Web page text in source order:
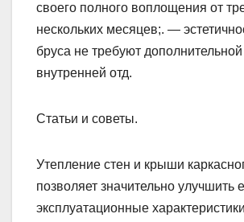
своего полного воплощения от
нескольких месяцев;. —
бруса не требуют
внутренней отд.
Статьи и советы.
Утепление стен и крыши
позволяет значительно улучшить
эксплуатационные